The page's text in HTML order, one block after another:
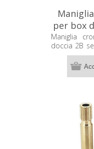
per box
Maniglia
doccia 2B
Open Air